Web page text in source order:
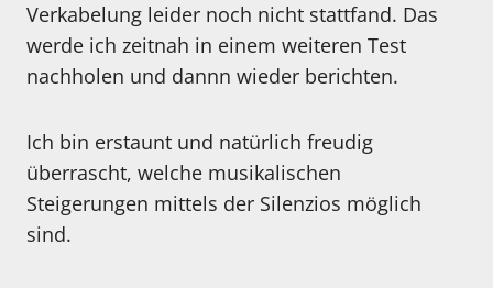
Verkabelung leider noch nicht stattfand. Das
werde ich zeitnah in einem weiteren Test
nachholen und dannn wieder berichten.
Ich bin erstaunt und natürlich freudig
überrascht, welche musikalischen
Steigerungen mittels der Silenzios möglich
sind.